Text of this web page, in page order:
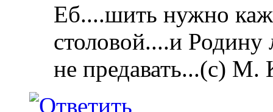
Еб....шить нужно
столовой....и
не предавать...(с) М.